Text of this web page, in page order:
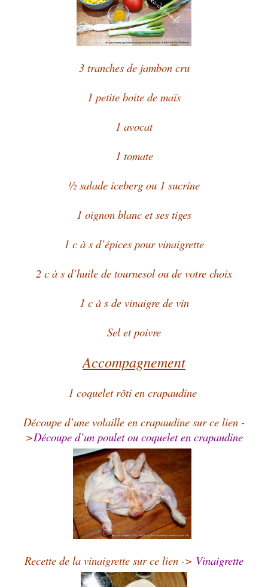
3 tranches de jambon cru
1 petite boite de maïs
1 avocat
1 tomate
½ salade iceberg ou 1 sucrine
1 oignon blanc et ses tiges
1 c à s d’épices pour vinaigrette
2 c à s d’huile de tournesol ou de votre choix
1 c à s de vinaigre de vin
Sel et poivre
Accompagnement
1 coquelet rôti en crapaudine
Découpe d’une volaille en crapaudine sur ce lien -
>Découpe d’un poulet ou coquelet en crapaudine
Recette de la vinaigrette sur ce lien -> Vinaigrette